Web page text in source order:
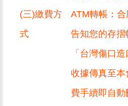
(三)繳費方
式
ATM轉帳：
告知您的存
「台灣傷口
收據傳真至
費手續即自